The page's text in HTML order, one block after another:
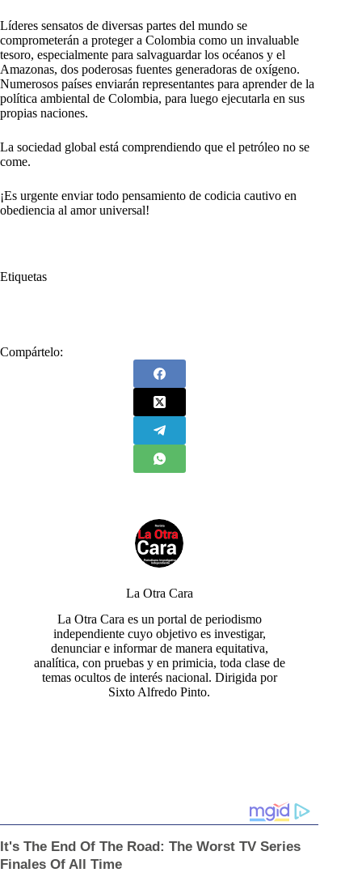
Líderes sensatos de diversas partes del mundo se
comprometerán a proteger a Colombia como un invaluable
tesoro, especialmente para salvaguardar los océanos y el
Amazonas, dos poderosas fuentes generadoras de oxígeno.
Numerosos países enviarán representantes para aprender de la
política ambiental de Colombia, para luego ejecutarla en sus
propias naciones.
La sociedad global está comprendiendo que el petróleo no se
come.
¡Es urgente enviar todo pensamiento de codicia cautivo en
obediencia al amor universal!
Etiquetas
Compártelo:
La Otra Cara
La Otra Cara es un portal de periodismo
independiente cuyo objetivo es investigar,
denunciar e informar de manera equitativa,
analítica, con pruebas y en primicia, toda clase de
temas ocultos de interés nacional. Dirigida por
Sixto Alfredo Pinto.